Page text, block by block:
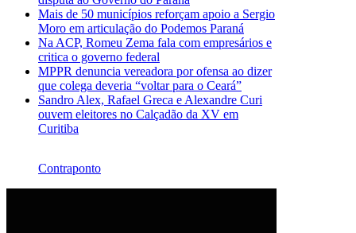
Mais de 50 municípios reforçam apoio a Sergio
Moro em articulação do Podemos Paraná
Na ACP, Romeu Zema fala com empresários e
critica o governo federal
MPPR denuncia vereadora por ofensa ao dizer
que colega deveria “voltar para o Ceará”
Sandro Alex, Rafael Greca e Alexandre Curi
ouvem eleitores no Calçadão da XV em
Curitiba
Contraponto